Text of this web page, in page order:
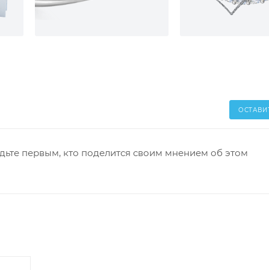
первым, кто поделится своим мнением об этом